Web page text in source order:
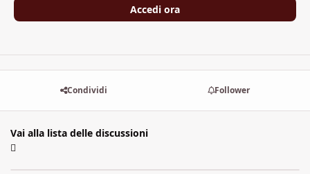
Accedi ora
Condividi Follower
Vai alla lista delle discussioni